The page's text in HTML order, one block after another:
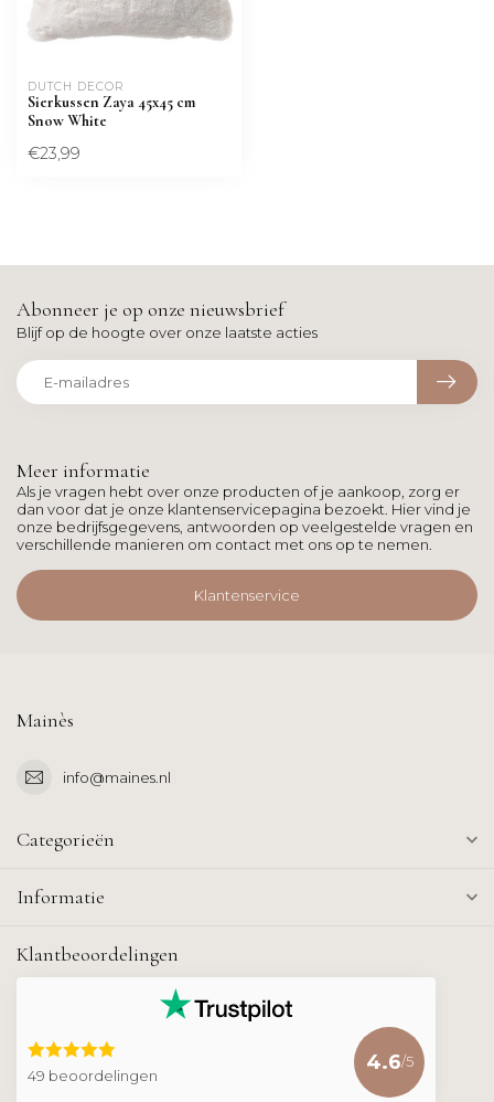
DUTCH DECOR
Sierkussen Zaya 45x45 cm
Snow White
€23,99
Meer informatie
Als je vragen hebt over onze producten of je aankoop, zorg er
dan voor dat je onze klantenservicepagina bezoekt. Hier vind je
onze bedrijfsgegevens, antwoorden op veelgestelde vragen en
verschillende manieren om contact met ons op te nemen.
Klantenservice
Abonneer je op onze nieuwsbrief
Blijf op de hoogte over onze laatste acties
Mainès
info@maines.nl
Categorieën
Informatie
Klantbeoordelingen
49 beoordelingen
4.6/5